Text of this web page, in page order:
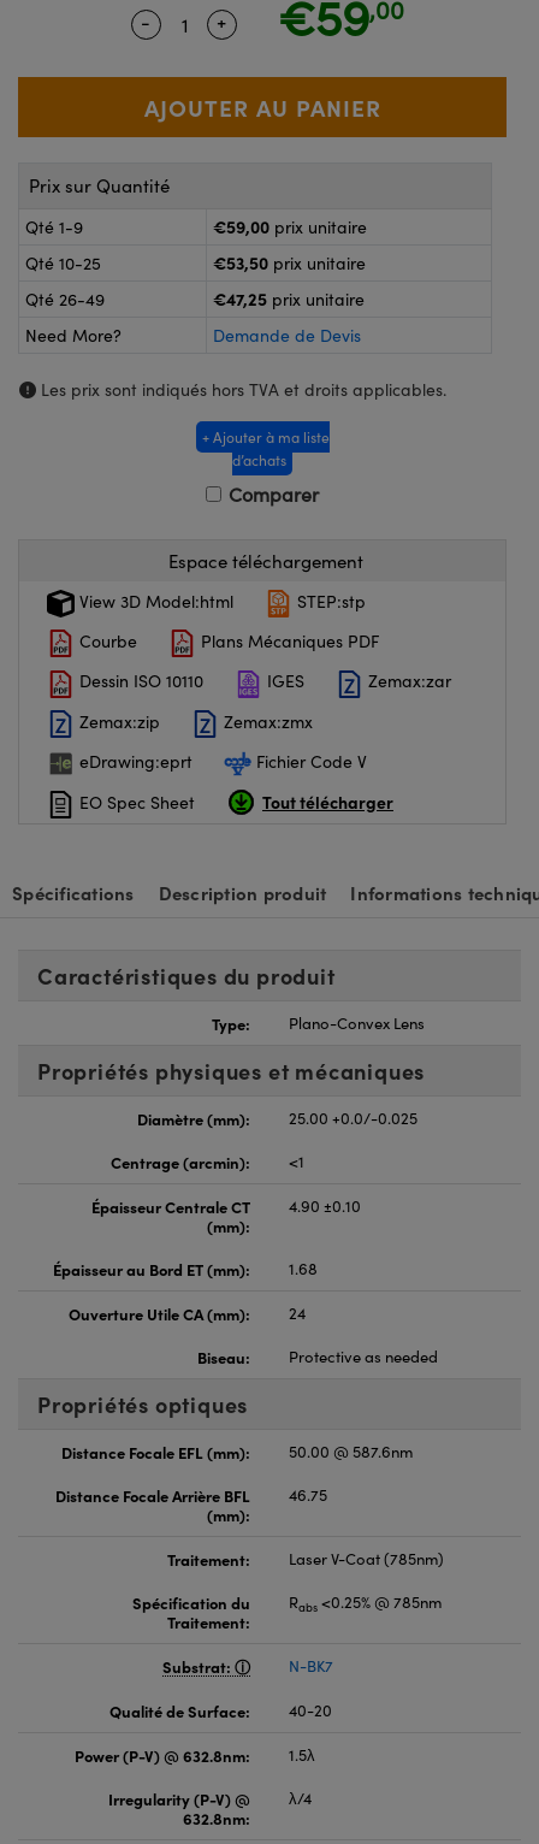
à Mesure Directe
Quantity Selector
- Use the plus and minus buttons to
+ €59,00
Prix sur Quantité
Qté 1-9 €59,00 prix unitaire
Qté 10-25
€53,50 prix unitaire
Qté 26-49
€47,25 prix unitaire
Need More?
Demande de Devis
Les prix sont indiqués hors TVA et droits applicables.
+ Ajouter à ma liste
d’achats
Comparer
Espace téléchargement
View 3D Model:html
STEP:stp
Courbe
Plans Mécaniques PDF
Dessin ISO 10110
IGES
Zemax:zar
Zemax:zip
Zemax:zmx
eDrawing:eprt
Fichier Code V
EO Spec Sheet
Tout télécharger
Spécifications Description produit Informations
Caractéristiques du produit
Type: Plano-Convex Lens
Propriétés physiques et mécaniques
Diamètre (mm):
25.00 +0.0/-0.025
Centrage (arcmin):
<1
Épaisseur Centrale CT
(mm):
4.90 ±0.10
Épaisseur au Bord ET (mm): 1.68
Ouverture Utile CA (mm):
24
Biseau:
Protective as needed
Propriétés optiques
Distance Focale EFL (mm):
50.00 @ 587.6nm
Distance Focale Arrière BFL
(mm):
46.75
Traitement:
Laser V-Coat (785nm)
Spécification du
Traitement:
Rabs <0.25% @ 785nm
Substrat: N-BK7
Qualité de Surface: 40-20
Power (P-V) @ 632.8nm:
1.5λ
Irregularity (P-V) @
632.8nm:
λ/4